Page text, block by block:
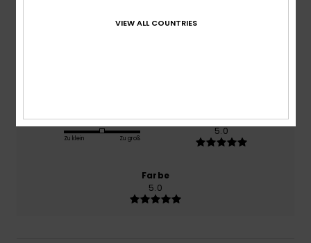
Größe
Zu klein Zu groß
Material
5.0
Farbe
5.0
VIEW ALL COUNTRIES